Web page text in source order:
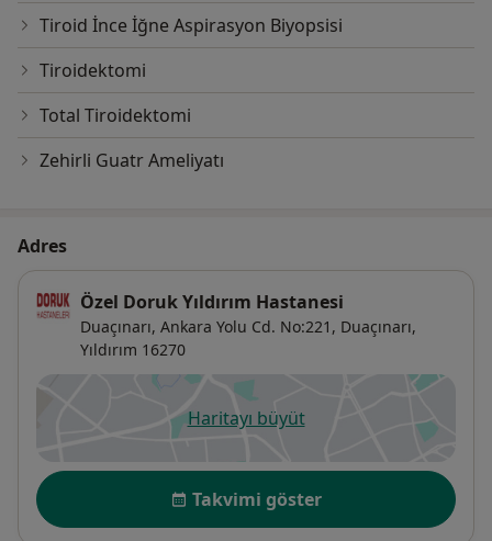
Tiroid İnce İğne Aspirasyon Biyopsisi
Tiroidektomi
Total Tiroidektomi
Zehirli Guatr Ameliyatı
Adres
Özel Doruk Yıldırım Hastanesi
Duaçınarı, Ankara Yolu Cd. No:221, Duaçınarı,
Yıldırım 16270
Haritayı büyütyeni bir sekmede açılır
Uygunluk
Takvimi göster